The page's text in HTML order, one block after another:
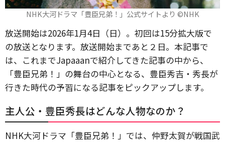
NHK大河ドラマ「豊臣兄弟！」公式サイトより ©NHK
放送開始は2026年1月4日（日）。初回は15分拡大版で
の放送となります。放送開始まであと２日。本記事で
は、これまでJapaaanで紹介してきた記事の中から、
「豊臣兄弟！」の舞台の中心となる、豊臣秀吉・秀長が
行きた時代の予習になる記事をピックアップします。
主人公・豊臣秀長はどんな人物なのか？
NHK大河ドラマ「豊臣兄弟！」では、仲野太賀が戦国武